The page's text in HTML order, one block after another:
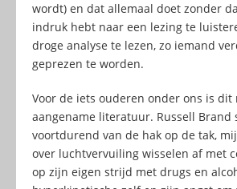
wordt) en dat allemaal doet zonder
indruk hebt naar een lezing te
droge analyse te lezen, zo iemand
geprezen te worden.
Voor de iets ouderen onder ons is
aangename literatuur. Russell Brand
voortdurend van de hak op de tak,
over luchtvervuiling wisselen af met
op zijn eigen strijd met drugs en